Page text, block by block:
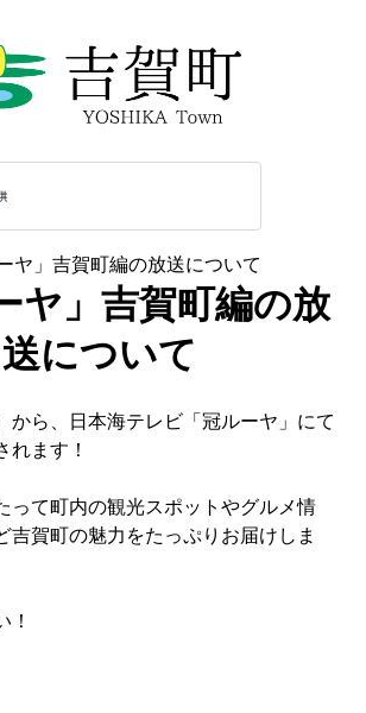
ヤ」吉賀町編の放送について
ヤ」吉賀町編の放
送について
から、日本海テレビ「冠ルーヤ」にて
れます！
って町内の観光スポットやグルメ情
吉賀町の魅力をたっぷりお届けしま
！